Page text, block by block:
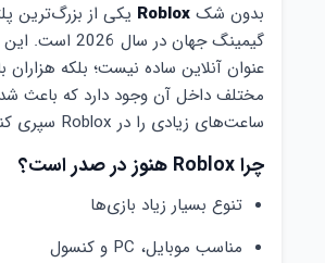
بدون شک Roblox یکی از بزرگ‌ترین
گیمینگ جهان در
عنوان آنلاین ساده نیست؛ بلکه هزاران
مختلف داخل آن وجود دارد که باعث
ساعت‌های زیادی را در Roblox سپری کنند.
چرا Roblox هنوز در صدر است؟
تنوع بسیار زیاد بازی‌ها
مناسب موبایل، PC و کنسول